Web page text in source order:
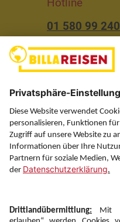
01 580 99
Über uns
Service
Information
Folgen Sie
Newsletter: